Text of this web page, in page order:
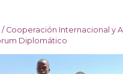
/ Cooperación Internacional y
Diplomático